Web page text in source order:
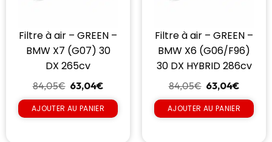
Filtre à air – GREEN –
BMW X7 (G07) 30
DX 265cv
84,05€ 63,04€
AJOUTER AU PANIER
Filtre à air – GREEN –
BMW X6 (G06/F96)
30 DX HYBRID 286cv
84,05€ 63,04€
AJOUTER AU PANIER